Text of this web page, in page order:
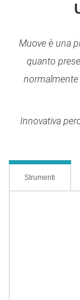
Muove è una
quanto
Innovativa
Strumenti